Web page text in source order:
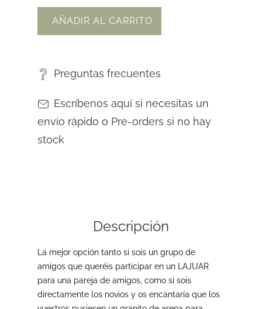
AÑADIR AL CARRITO
Preguntas frecuentes
Escríbenos aquí si necesitas un
envío rápido o Pre-orders si no hay
stock
Descripción
La mejor opción tanto si sois un grupo de
amigos que queréis participar en un LAJUAR
para una pareja de amigos, como si sois
directamente los novios y os encantaría que los